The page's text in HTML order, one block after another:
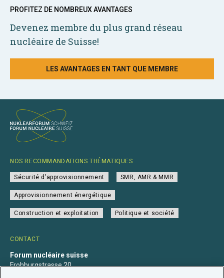
PROFITEZ DE NOMBREUX AVANTAGES
Devenez membre du plus grand réseau
nucléaire de Suisse!
LES AVANTAGES EN TANT QUE MEMBRE
CONTACT
Forum nucléaire suisse
Frohburgstrasse 20
NOS RECOMMANDATIONS THÉMATIQUES
Sécurité d’approvisionnement SMR, AMR & MMR
Approvisionnement énergétique
Construction et exploitation Politique et société